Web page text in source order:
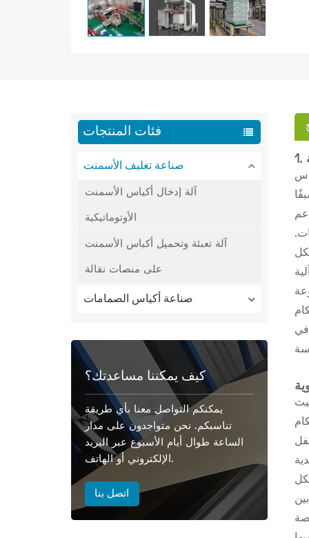
فئات المنتجات
صناعة تغليف الأسمنت
آلة إدخال أكياس الأسمنت
الأوتوماتيكية
آلة تعبئة وتحميل أكياس الأسمنت
على منصات نقالة
صناعة أكياس الصمامات
كيف يمكننا مساعدتك؟
يمكنكم التواصل معنا بأي طريقة
تناسبكم. نحن متواجدون على مدار
الساعة طوال أيام الأسبوع عبر البريد
الإلكتروني أو الهاتف.
اتصل بنا
إلى 10 طبقات بثبات.
إنتاجية تصل إلى 2400 كيس في